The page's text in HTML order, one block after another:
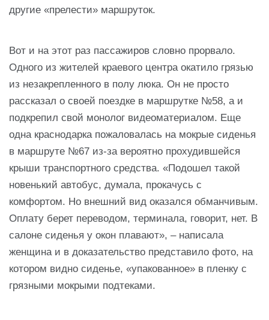
другие «прелести» маршруток.
Вот и на этот раз пассажиров словно прорвало.
Одного из жителей краевого центра окатило грязью
из незакрепленного в полу люка. Он не просто
рассказал о своей поездке в маршрутке №58, а и
подкрепил свой монолог видеоматериалом. Еще
одна краснодарка пожаловалась на мокрые сиденья
в маршруте №67 из-за вероятно прохудившейся
крыши транспортного средства. «Подошел такой
новенький автобус, думала, прокачусь с
комфортом. Но внешний вид оказался обманчивым.
Оплату берет переводом, терминала, говорит, нет. В
салоне сиденья у окон плавают», – написала
женщина и в доказательство представило фото, на
котором видно сиденье, «упакованное» в пленку с
грязными мокрыми подтеками.